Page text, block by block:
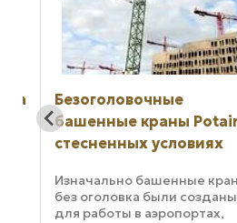
Безоголовочные
башенные краны Potain
стесненных условиях
Изначально башенные краны
без оголовка были созданы
для работы в аэропортах,